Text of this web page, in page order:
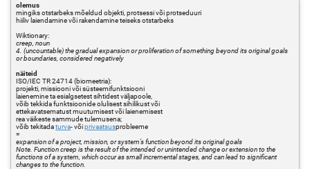
olemus
mingiks otstarbeks mõeldud objekti, protsessi või protseduuri
hiiliv laiendamine või rakendamine teiseks otstarbeks
Wiktionary:
creep, noun
4. (uncountable) the gradual expansion or proliferation of something beyond its original goals
or boundaries, considered negatively
näiteid
ISO/IEC TR 24714 (biomeetria):
projekti, missiooni või süsteemifunktsiooni
laienemine ta esialgsetest sihtidest väljapoole,
võib tekkida funktsioonide olulisest sihilikust või
ettekavatsematust muutumisest või laienemisest
rea väikeste sammude tulemusena;
võib tekitadaturva- võiprivaatsusprobleeme
=
expansion of a project, mission, or system’s function beyond its original goals
Note. Function creep is the result of the intended or unintended change or extension to the
functions of a system, which occur as small incremental stages, and can lead to significant
changes to the function.